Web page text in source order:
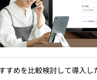
すめを比較検討して導入し